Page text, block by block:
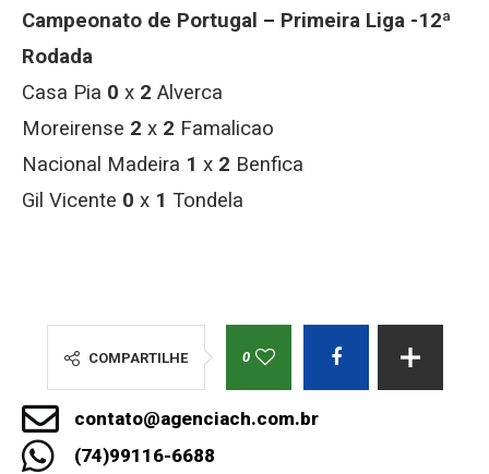
Campeonato de Portugal – Primeira Liga -12ª
Rodada
Casa Pia 0 x 2 Alverca
Moreirense 2 x 2 Famalicao
Nacional Madeira 1 x 2 Benfica
Gil Vicente 0 x 1 Tondela
COMPARTILHE 0
contato@agenciach.com.br
(74)99116-6688